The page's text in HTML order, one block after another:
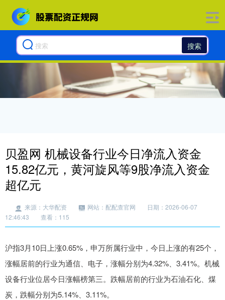
搜索
贝盈网 机械设备行业今日净流入资金
15.82亿元，黄河旋风等9股净流入资金
超亿元
来源：大华配资 网站：配配查官网
日期：2026-06-07
12:46:43
查看：115
沪指3月10日上涨0.65%，申万所属行业中，今日上涨的有25个，
涨幅居前的行业为通信、电子，涨幅分别为4.32%、3.41%。机械
设备行业位居今日涨幅榜第三。跌幅居前的行业为石油石化、煤
炭，跌幅分别为5.14%、3.11%。